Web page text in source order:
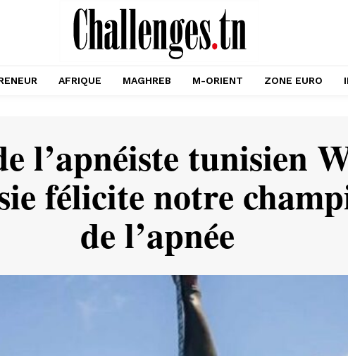
AFRIQUE MAGHREB M-ORIENT ZONE EURO
l’apnéiste tunisien
félicite notre
de l’apnée